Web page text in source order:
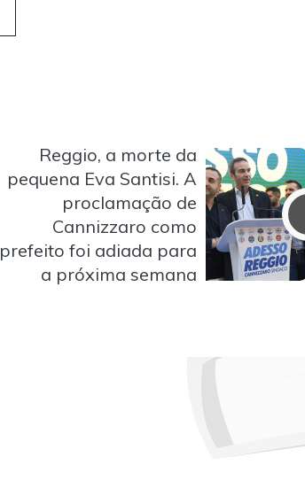
Reggio, a morte da
pequena Eva Santisi. A
proclamação de
Cannizzaro como
prefeito foi adiada para
a próxima semana